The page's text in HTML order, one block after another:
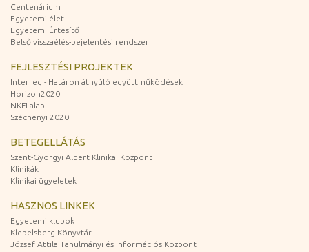
Centenárium
Egyetemi élet
Egyetemi Értesítő
Belső visszaélés-bejelentési rendszer
FEJLESZTÉSI PROJEKTEK
Interreg - Határon átnyúló együttműködések
Horizon2020
NKFI alap
Széchenyi 2020
BETEGELLÁTÁS
Szent-Györgyi Albert Klinikai Központ
Klinikák
Klinikai ügyeletek
HASZNOS LINKEK
Egyetemi klubok
Klebelsberg Könyvtár
József Attila Tanulmányi és Információs Központ